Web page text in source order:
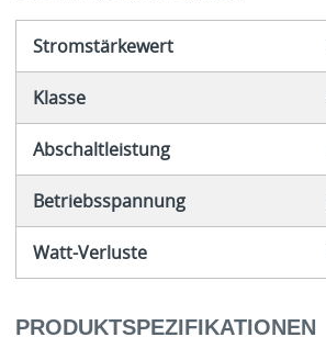
Stromstärkewert
Klasse
Abschaltleistung
Betriebsspannung
Watt-Verluste
PRODUKTSPEZIFIKATIONEN